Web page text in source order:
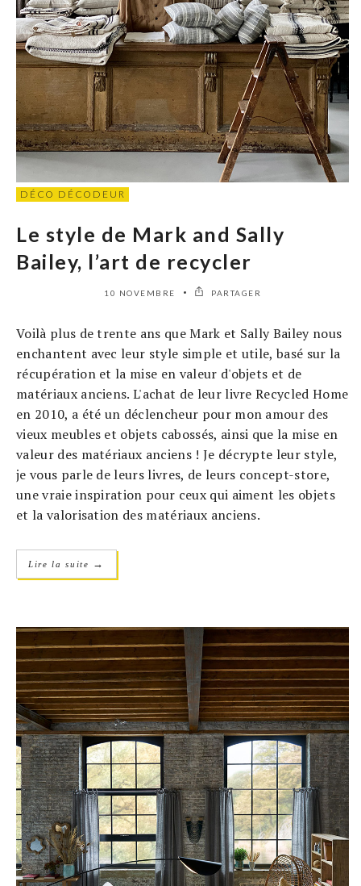
DÉCO DÉCODEUR
Le style de Mark and Sally
Bailey, l’art de recycler
10 NOVEMBRE PARTAGER
Voilà plus de trente ans que Mark et Sally Bailey nous
enchantent avec leur style simple et utile, basé sur la
récupération et la mise en valeur d'objets et de
matériaux anciens. L'achat de leur livre Recycled Home
en 2010, a été un déclencheur pour mon amour des
vieux meubles et objets cabossés, ainsi que la mise en
valeur des matériaux anciens ! Je décrypte leur style,
je vous parle de leurs livres, de leurs concept-store,
une vraie inspiration pour ceux qui aiment les objets
et la valorisation des matériaux anciens.
Lire la suite →